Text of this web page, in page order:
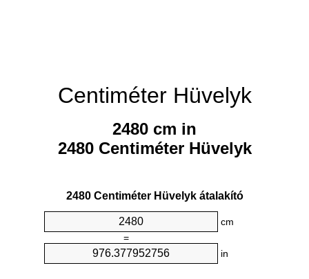
Centiméter Hüvelyk
2480 cm in
2480 Centiméter Hüvelyk
2480 Centiméter Hüvelyk átalakító
cm
=
in